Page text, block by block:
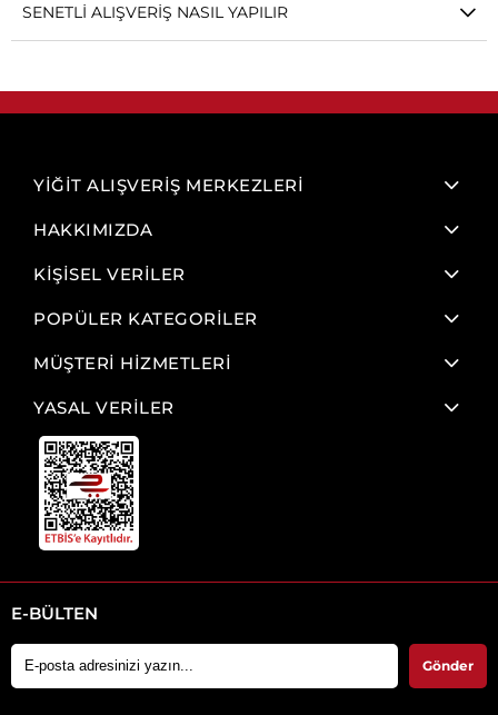
SENETLI ALIŞVERIŞ NASIL YAPILIR
YİĞİT ALIŞVERİŞ MERKEZLERİ
HAKKIMIZDA
KİŞİSEL VERİLER
POPÜLER KATEGORİLER
MÜŞTERİ HİZMETLERİ
YASAL VERİLER
E-BÜLTEN
Gönder